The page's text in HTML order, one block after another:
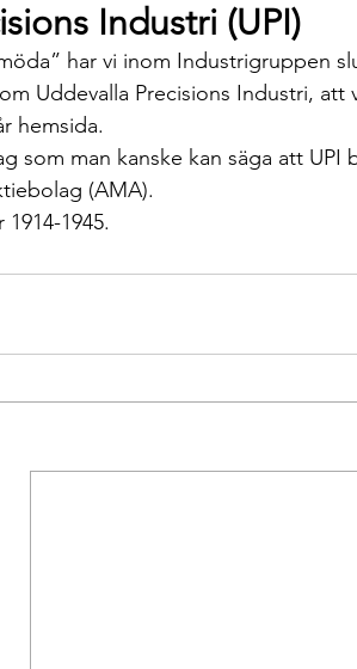
Industri (UPI)
Uddevalla Precisions Industri, att
hemsida.
som man kanske kan säga att UPI
(AMA).
1945.